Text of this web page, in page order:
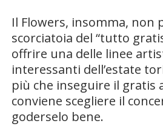
Il Flowers, insomma, non
scorciatoia del “tutto
offrire una delle linee
interessanti dell’estate
più che inseguire il gratis
conviene scegliere il
goderselo bene.